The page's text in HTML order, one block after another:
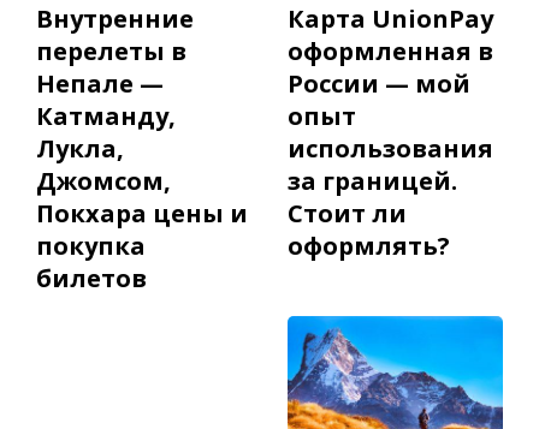
Внутренние
перелеты в
Непале —
Катманду,
Лукла,
Джомсом,
Покхара цены и
покупка
билетов
Карта UnionPay
оформленная в
Росcии — мой
опыт
использования
за границей.
Стоит ли
оформлять?